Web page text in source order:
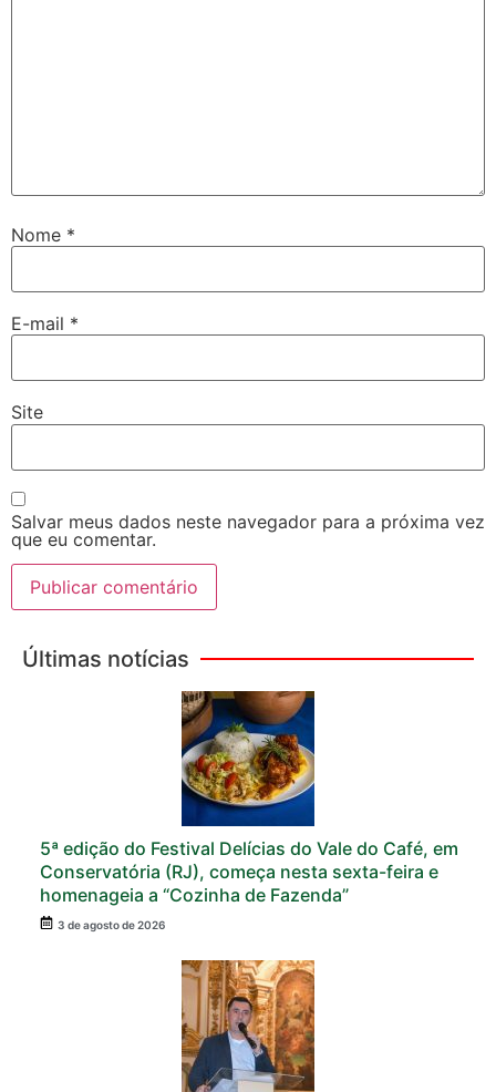
Nome *
E-mail *
Site
Salvar meus dados neste navegador para a próxima vez
que eu comentar.
Últimas notícias
5ª edição do Festival Delícias do Vale do Café, em
Conservatória (RJ), começa nesta sexta-feira e
homenageia a “Cozinha de Fazenda”
3 de agosto de 2026